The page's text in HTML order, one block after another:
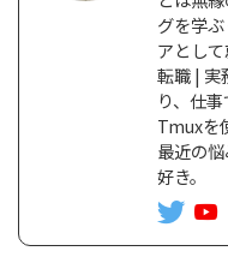
グを学
アとし
転職 | 実
り、仕
Tmuxを
最近の
好き。